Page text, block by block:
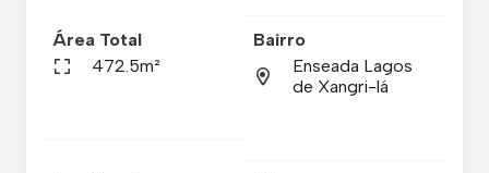
Área Total
472.5m²
Bairro
Enseada Lagos
de Xangri-lá